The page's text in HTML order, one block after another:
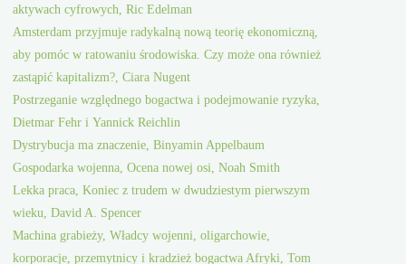
aktywach cyfrowych, Ric Edelman
Amsterdam przyjmuje radykalną nową teorię ekonomiczną,
aby pomóc w ratowaniu środowiska. Czy może ona również
zastąpić kapitalizm?, Ciara Nugent
Postrzeganie względnego bogactwa i podejmowanie ryzyka,
Dietmar Fehr i Yannick Reichlin
Dystrybucja ma znaczenie, Binyamin Appelbaum
Gospodarka wojenna, Ocena nowej osi, Noah Smith
Lekka praca, Koniec z trudem w dwudziestym pierwszym
wieku, David A. Spencer
Machina grabieży, Władcy wojenni, oligarchowie,
korporacje, przemytnicy i kradzież bogactwa Afryki, Tom